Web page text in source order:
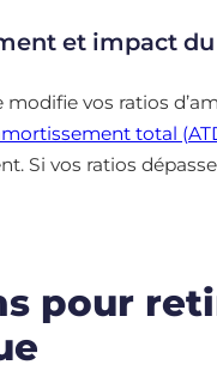
et impact
vos ratios
total
Si vos ratios
pour